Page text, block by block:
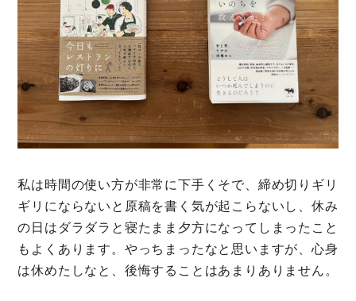
私は時間の使い方が非常に下手くそで、締め切りギリ
ギリにならないと原稿を書く気が起こらないし、休み
の日はダラダラと寝たまま夕方になってしまったこと
もよくあります。やっちまったなと思いますが、心身
は休めたしなと、後悔することはあまりありません。